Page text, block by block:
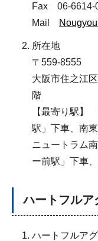
Fax 06-6614-
Mail
所在地
〒559-8555
大阪市住之江
階
【最寄り駅】
駅」下車、南
ニュートラム
ー前駅」下車
ハートフルア
ハートフルア